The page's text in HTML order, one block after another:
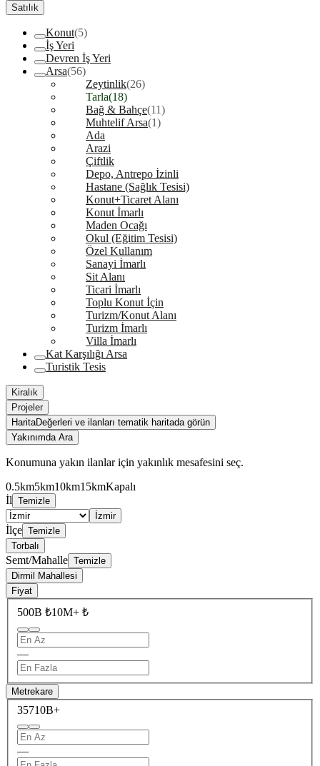
Satılık
Konut(5)
İş Yeri
Devren İş Yeri
Arsa(56)
Zeytinlik(26)
Tarla(18)
Bağ & Bahçe(11)
Muhtelif Arsa(1)
Ada
Arazi
Çiftlik
Depo, Antrepo İzinli
Hastane (Sağlık Tesisi)
Konut+Ticaret Alanı
Konut İmarlı
Maden Ocağı
Okul (Eğitim Tesisi)
Özel Kullanım
Sanayi İmarlı
Sit Alanı
Ticari İmarlı
Toplu Konut İçin
Turizm/Konut Alanı
Turizm İmarlı
Villa İmarlı
Kat Karşılığı Arsa
Turistik Tesis
Kiralık
Projeler
HaritaDeğerleri ve ilanları tematik haritada görün
Yakınımda Ara
Konumuna yakın ilanlar için yakınlık mesafesini seç.
0.5km5km10km15kmKapalı
İl Temizle
İzmir
İlçe Temizle
Torbalı
Semt/Mahalle Temizle
Dirmil Mahallesi
Fiyat
500B ₺10M+ ₺
—
Metrekare
35710B+
—